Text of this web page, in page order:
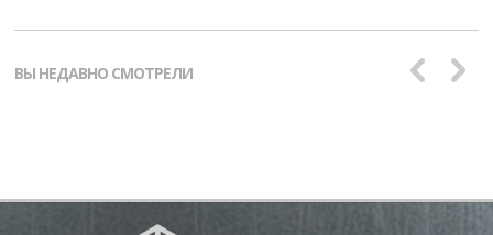
ВЫ НЕДАВНО СМОТРЕЛИ